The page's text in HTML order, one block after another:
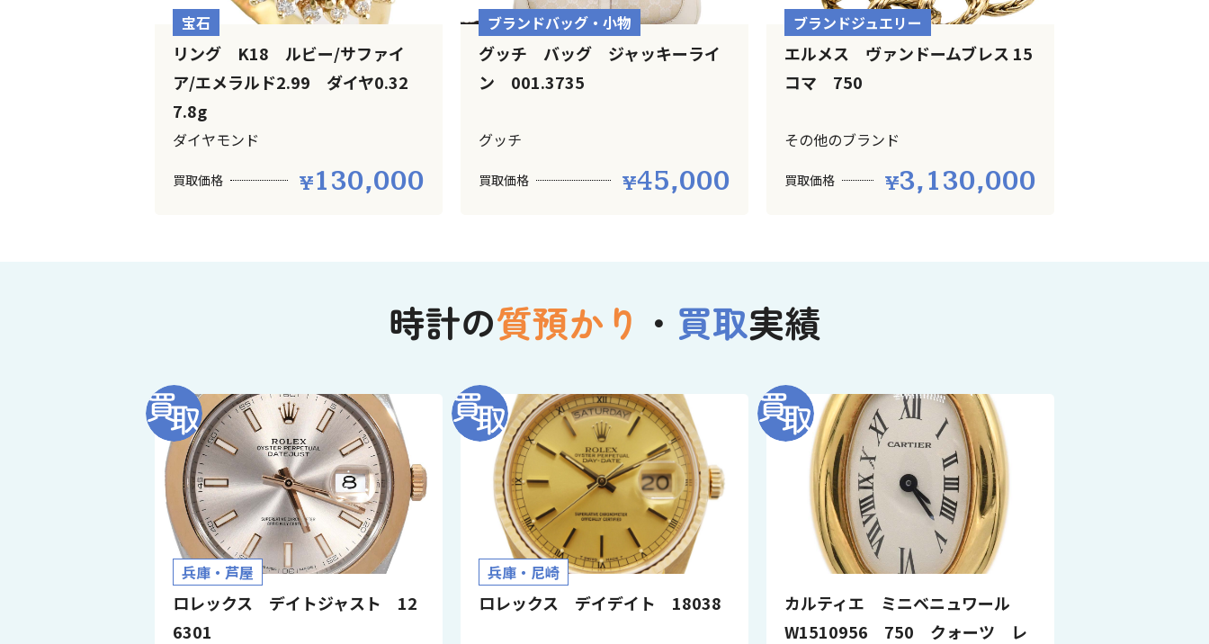
宝石
リング K18 ルビー/サファイ
ア/エメラルド2.99 ダイヤ0.32
7.8g
ダイヤモンド
買取価格 130,000
ブランドバッグ・小物
グッチ バッグ ジャッキーライ
ン 001.3735
グッチ
買取価格 45,000
ブランドジュエリー
エルメス ヴァンドームブレス 15
コマ 750
その他のブランド
買取価格 3,130,000
時計の質預かり ・ 買取実績
兵庫・芦屋
ロレックス デイトジャスト 12
6301
兵庫・尼崎
ロレックス デイデイト 18038
カルティエ ミニベニュワール
W1510956 750 クォーツ レ